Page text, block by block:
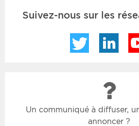
Suivez-nous sur les
Twitter
Un communiqué à diffuser,
annoncer ?